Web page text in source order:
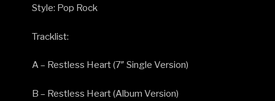
Style: Pop Rock
Tracklist:
A – Restless Heart (7″ Single Version)
B – Restless Heart (Album Version)